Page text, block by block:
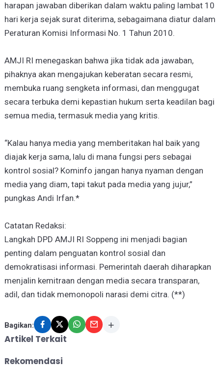
harapan jawaban diberikan dalam waktu paling lambat 10
hari kerja sejak surat diterima, sebagaimana diatur dalam
Peraturan Komisi Informasi No. 1 Tahun 2010.
AMJI RI menegaskan bahwa jika tidak ada jawaban,
pihaknya akan mengajukan keberatan secara resmi,
membuka ruang sengketa informasi, dan menggugat
secara terbuka demi kepastian hukum serta keadilan bagi
semua media, termasuk media yang kritis.
“Kalau hanya media yang memberitakan hal baik yang
diajak kerja sama, lalu di mana fungsi pers sebagai
kontrol sosial? Kominfo jangan hanya nyaman dengan
media yang diam, tapi takut pada media yang jujur,”
pungkas Andi Irfan.*
Catatan Redaksi:
Langkah DPD AMJI RI Soppeng ini menjadi bagian
penting dalam penguatan kontrol sosial dan
demokratisasi informasi. Pemerintah daerah diharapkan
menjalin kemitraan dengan media secara transparan,
adil, dan tidak memonopoli narasi demi citra. (**)
Bagikan:
Artikel Terkait
Rekomendasi